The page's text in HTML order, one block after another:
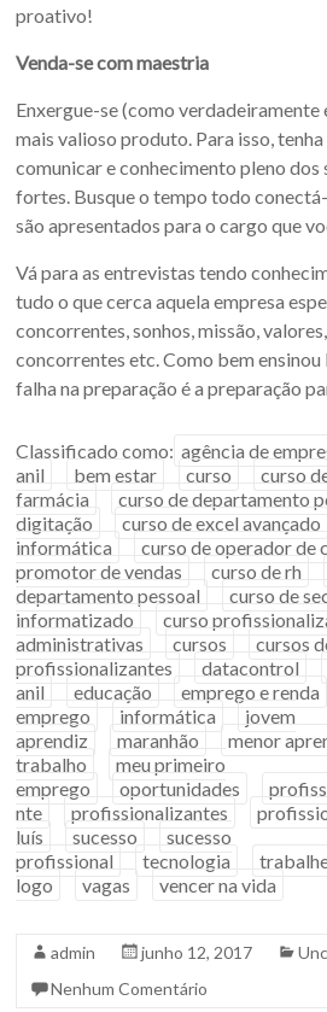
proativo!
Venda-se com maestria
Enxergue-se (como verdadeiramente
mais valioso produto. Para isso,
comunicar e conhecimento pleno dos
fortes. Busque o tempo todo
são apresentados para o cargo que
Vá para as entrevistas tendo
tudo o que cerca aquela empresa
concorrentes, sonhos, missão,
concorrentes etc. Como bem ensinou
falha na preparação é a preparação
Classificado como: agência de
anil
bem estar curso
curso
farmácia
curso de departamento
digitação
curso de excel avançado
informática
curso de operador de
promotor de vendas
curso de rh
departamento pessoal
curso de
informatizado
curso
administrativas
cursos cursos
profissionalizantes
datacontrol
anil
educação emprego e renda
emprego
informática
jovem
aprendiz
maranhão menor
trabalho
meu primeiro
emprego
oportunidades
nte
profissionalizantes
luís
sucesso
sucesso
profissional
tecnologia
logo
vagas vencer na vida
admin junho 12, 2017
Nenhum Comentário